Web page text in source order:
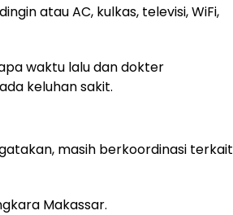
atau AC, kulkas, televisi, WiFi,
waktu lalu dan dokter
keluhan sakit.
masih berkoordinasi terkait
Makassar.